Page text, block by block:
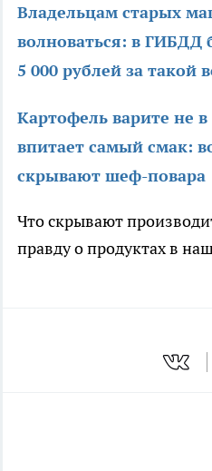
Владельцам старых
волноваться: в ГИБДД
5 000 рублей за такой
Картофель варите не
впитает самый смак:
скрывают шеф-повара
Что скрывают
правду о продуктах в